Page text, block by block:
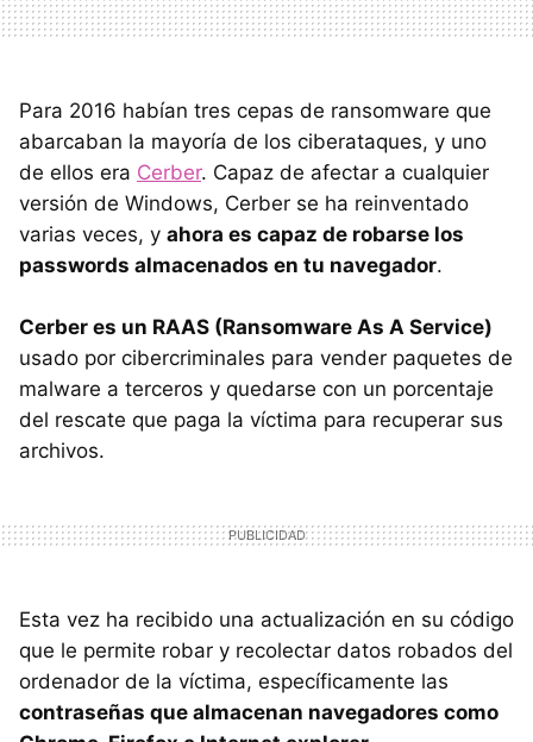
Para 2016 habían tres cepas de ransomware que
abarcaban la mayoría de los ciberataques, y uno
de ellos era Cerber. Capaz de afectar a cualquier
versión de Windows, Cerber se ha reinventado
varias veces, y ahora es capaz de robarse los
passwords almacenados en tu navegador.
Cerber es un RAAS (Ransomware As A Service)
usado por cibercriminales para vender paquetes de
malware a terceros y quedarse con un porcentaje
del rescate que paga la víctima para recuperar sus
archivos.
Esta vez ha recibido una actualización en su código
que le permite robar y recolectar datos robados del
ordenador de la víctima, específicamente las
contraseñas que almacenan navegadores como